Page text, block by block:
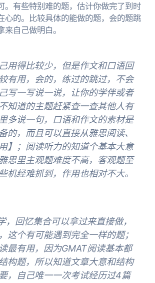
。有些特别难的题，估计你做完了到时
心的。比较具体的能做的题，会的题跳
自己做明白。
用得比较少，但是作文和口语回
有用，会的，练过的跳过，不会
写一写说一说，让你的学伴或者
知道的主题赶紧查一查其他人有
多说一句，口语和作文的素材是
的，而且可以直接从雅思阅读、
】；阅读听力的知道个基本大意
思里主观题难度不高，客观题至
机经难抓到，作用也相对不大。
，回忆集合可以拿过来直接做，
这个有可能遇到完全一样的题；
最有用，因为GMAT阅读基本都
构题，所以知道文章大意和结构
，自己唯一一次考试经历过4篇